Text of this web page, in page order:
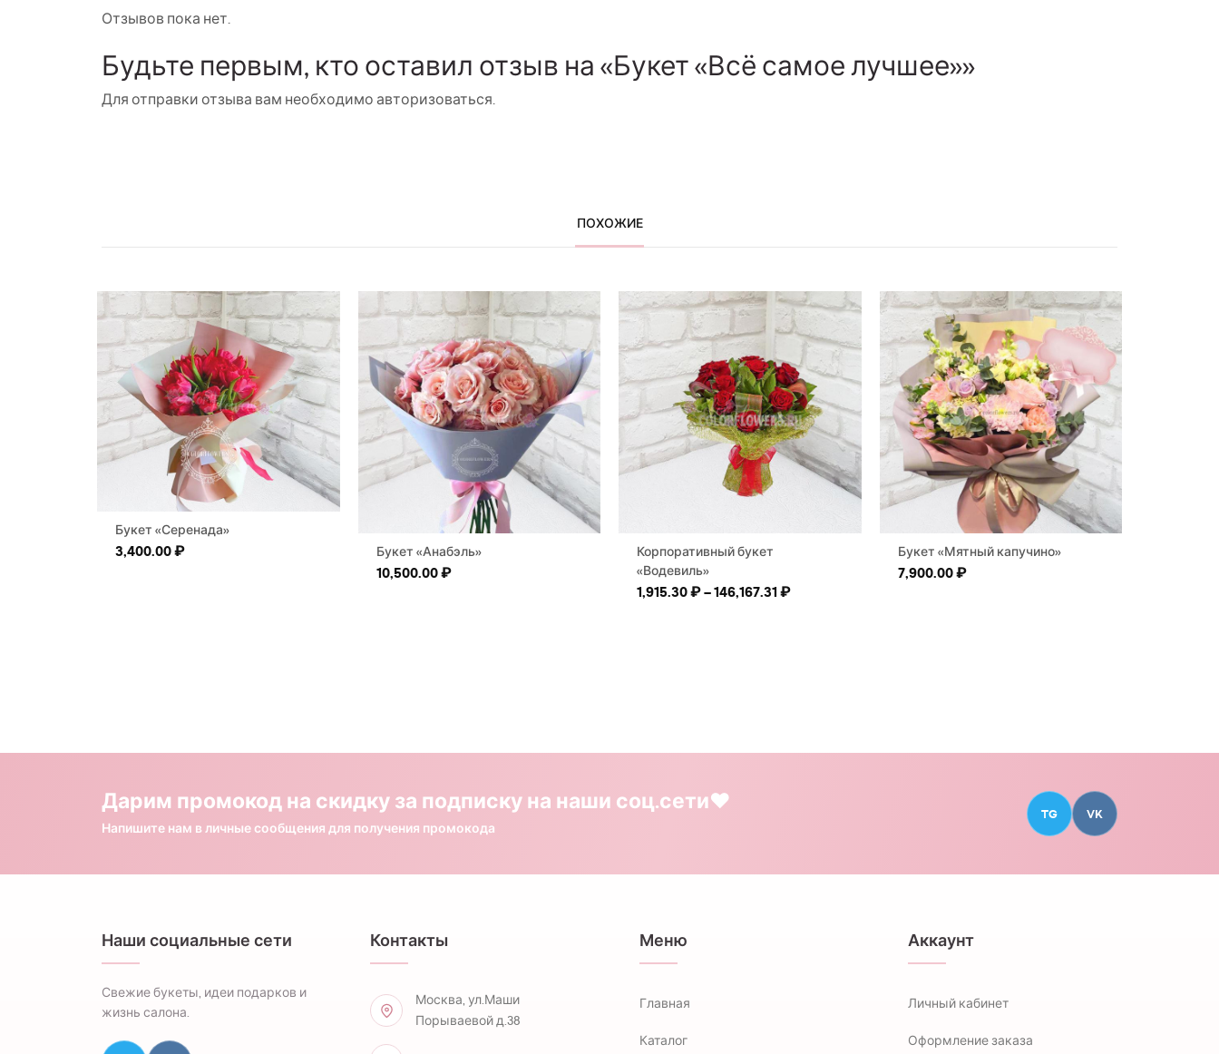
Отзывов пока нет.
Будьте первым, кто оставил отзыв на «Букет «Всё самое лучшее»»
Для отправки отзыва вам необходимо авторизоваться.
ПОХОЖИЕ
Букет «Серенада»
3,400.00₽ Букет «Анабэль»
10,500.00₽
Корпоративный букет
«Водевиль»
1,915.30₽–146,167.31₽Диапазон цен: 1,915.30 ₽ – 146,167.31 ₽
Букет «Мятный капучино»
7,900.00₽
Дарим промокод на скидку за подписку на наши соц.сети❤️
Напишите нам в личные сообщения для получения промокода
TG VK
Наши социальные сети
Свежие букеты, идеи подарков и
жизнь салона.
Контакты
Москва, ул.Маши
Порываевой д.38
Меню
Главная
Каталог
Аккаунт
Личный кабинет
Оформление заказа